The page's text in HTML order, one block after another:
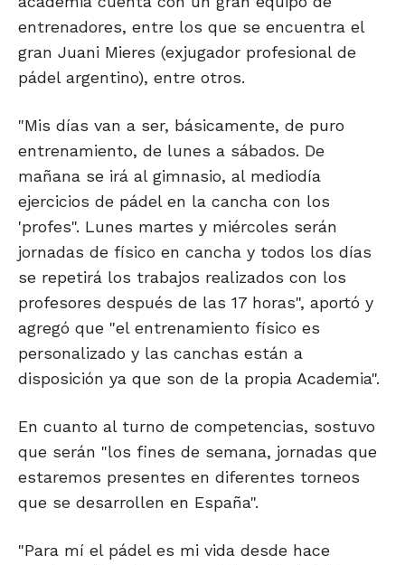
entrenadores, entre los que se encuentra el
gran Juani Mieres (exjugador profesional de
pádel argentino), entre otros.
"Mis días van a ser, básicamente, de puro
entrenamiento, de lunes a sábados. De
mañana se irá al gimnasio, al mediodía
ejercicios de pádel en la cancha con los
'profes". Lunes martes y miércoles serán
jornadas de físico en cancha y todos los días
se repetirá los trabajos realizados con los
profesores después de las 17 horas", aportó y
agregó que "el entrenamiento físico es
personalizado y las canchas están a
disposición ya que son de la propia Academia".
En cuanto al turno de competencias, sostuvo
que serán "los fines de semana, jornadas que
estaremos presentes en diferentes torneos
que se desarrollen en España".
"Para mí el pádel es mi vida desde hace